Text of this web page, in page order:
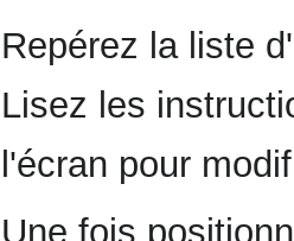
Repérez la liste
Lisez les
l'écran pour
Une fois